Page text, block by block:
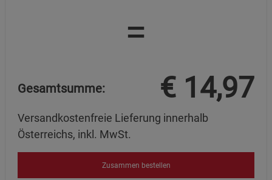
=
Gesamtsumme: € 14,97
Versandkostenfreie Lieferung innerhalb
Österreichs, inkl. MwSt.
Zusammen bestellen